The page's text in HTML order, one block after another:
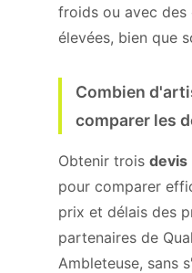
froids ou avec des
élevées, bien que
Combien
comparer les
Obtenir trois devis
pour comparer
prix et délais des
partenaires de
Ambleteuse, sans